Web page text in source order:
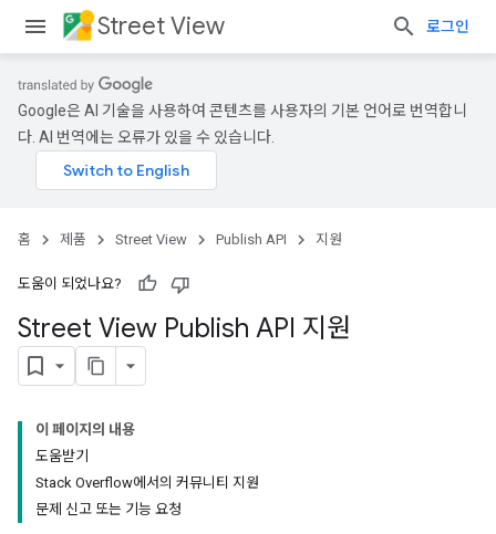
Street View 로그인
Google은 AI 기술을 사용하여 콘텐츠를 사용자의 기본 언어로 번역합니
다. AI 번역에는 오류가 있을 수 있습니다.
홈 제품 Street View Publish API 지원
도움이 되었나요?
Street View Publish API 지원
이 페이지의 내용
도움받기
Stack Overflow에서의 커뮤니티 지원
문제 신고 또는 기능 요청